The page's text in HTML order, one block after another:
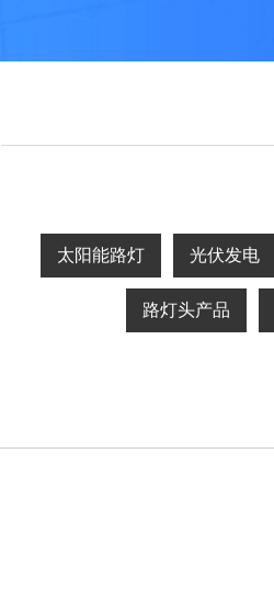
太阳能路灯 光伏发电
路灯头产品